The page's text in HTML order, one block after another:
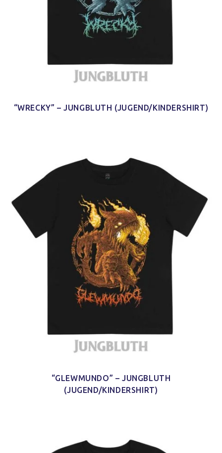
“WRECKY” – JUNGBLUTH (JUGEND/KINDERSHIRT)
“GLEWMUNDO” – JUNGBLUTH
(JUGEND/KINDERSHIRT)